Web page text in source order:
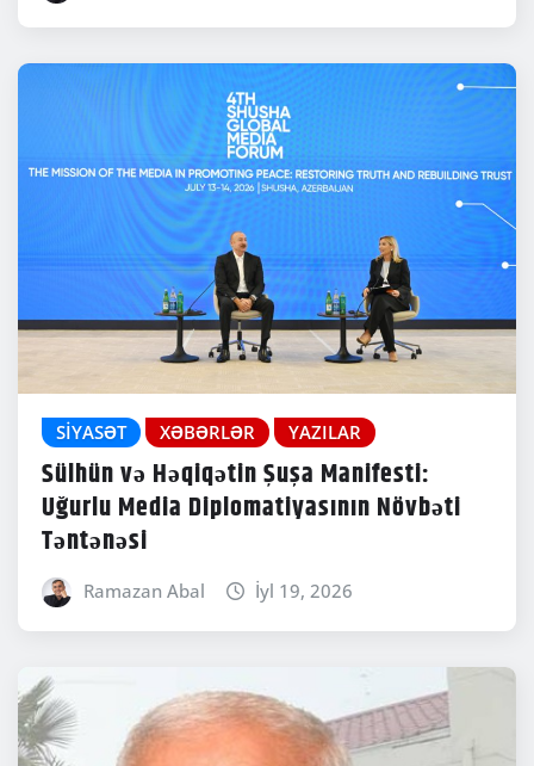
SIYASƏT XƏBƏRLƏR YAZILAR
Sülhün və Həqiqətin Şuşa Manifesti:
Uğurlu Media Diplomatiyasının Növbəti
Təntənəsi
Ramazan Abal İyl 19, 2026